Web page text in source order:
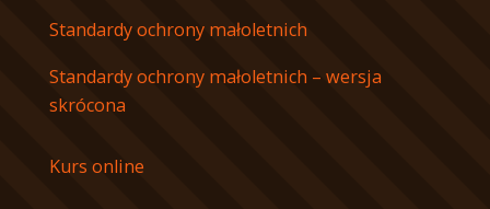
Standardy ochrony małoletnich
Standardy ochrony małoletnich – wersja
skrócona
Kurs online